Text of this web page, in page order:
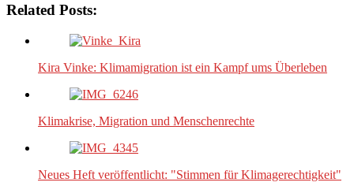
Related Posts:
Kira Vinke: Klimamigration ist ein Kampf ums Überleben
Klimakrise, Migration und Menschenrechte
Neues Heft veröffentlicht: "Stimmen für Klimagerechtigkeit"